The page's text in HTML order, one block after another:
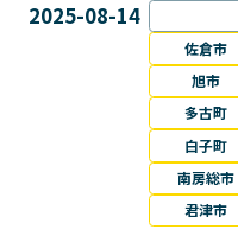
2025-08-14
佐倉市
旭市
多古町
白子町
南房総市
君津市